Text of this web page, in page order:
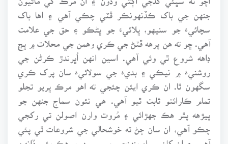
جنهن جي باک ڪڏنهونڪر ڦٽي چڪي آهي ۽ اها باک
سچائيءَ جو سنيهو، ڀلائيءَ جو ڀڻڪو ۽ حق جي علامت
آهي. ڇو ته هن پرهه ڦٽڻ جي ڪري وهمن جي محلات ۾ ڀڃ
ڊاهه شروع ٿي وئي آهي. اسين انهن اُڀرندڙ ڪرڻن جي
روشنيءَ ۾ نيڪي ۽ بديءَ جي سولائيءَ سان پرک ڪري
سگهون ٿا. ان ڪري ايئن چئجي ته اهو مرڪ ڀريو تجلو
تمام ڪارائتو ثابت ٿيو آهي. هي نئون سماج جنهن جو
پيڙهه پٿر هڪ جهڙائي ۽ مُروت وارن اصولن تي رکجي
چڪو آهي، ان سان ڄڻ ته خوشحالي جي شروعات ٿي پئي
آهي. ۽ ان کان سواءِ پنهنجي پر ۾ سهپ، هڪ ٻئي ڏانهن